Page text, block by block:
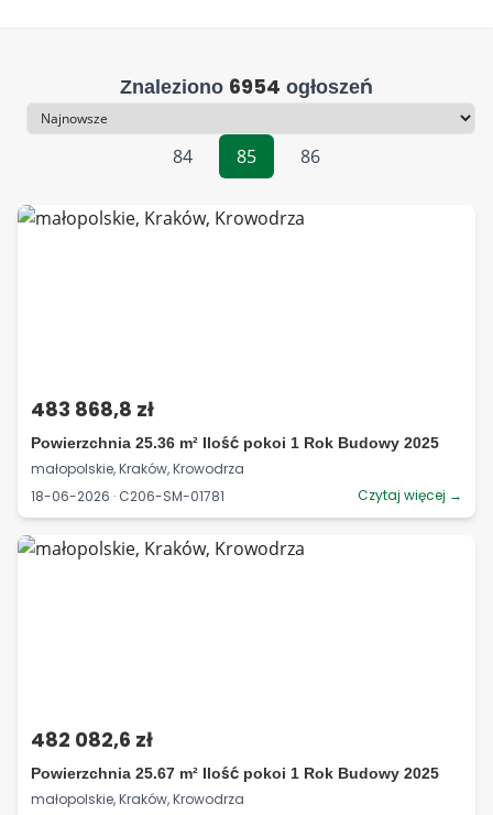
Znaleziono 6954 ogłoszeń
Sortowanie
84
85 86
483 868,8 zł
Powierzchnia 25.36 m² Ilość pokoi 1 Rok Budowy 2025
małopolskie, Kraków, Krowodrza
18-06-2026 · C206-SM-01781
Czytaj więcej →
482 082,6 zł
Powierzchnia 25.67 m² Ilość pokoi 1 Rok Budowy 2025
małopolskie, Kraków, Krowodrza